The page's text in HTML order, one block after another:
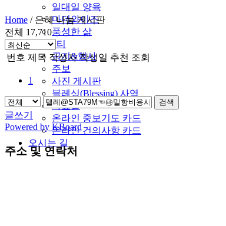
일대일 양육
마더와이즈
풍성한 삶
커뮤니티
공지&행사
주보
사진 게시판
블레싱(Blessing) 사역
자료실
온라인 중보기도 카드
온라인 건의사항 카드
오시는 길
Home / 은혜 나눔 게시판
전체 17,710
번호 제목 작성자 작성일 추천 조회
1
검색
글쓰기
Powered by KBoard
주소 및 연락처